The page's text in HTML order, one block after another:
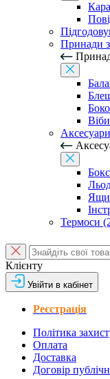
Принади
Термоси
Клієнту
Увійти в кабінет
Реєстрація
Політика
Оплата
Доставка
Договір